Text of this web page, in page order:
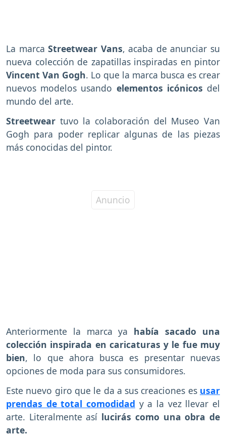
La marcaStreetwear Vans, acaba de anunciar su
nueva colección de zapatillas inspiradas en pintor
Vincent Van Gogh. Lo que la marca busca es crear
nuevos modelos usando elementos icónicos del
mundo del arte.
Streetwear tuvo la colaboración del Museo Van
Gogh para poder replicar algunas de las piezas
más conocidas del pintor.
Anteriormente la marca ya había sacado una
colección inspirada en caricaturas y le fue muy
bien, lo que ahora busca es presentar nuevas
opciones de moda para sus consumidores.
Este nuevo giro que le da a sus creaciones es usar
prendas de total comodidad y a la vez llevar el
arte. Literalmente así lucirás como una obra de
arte.